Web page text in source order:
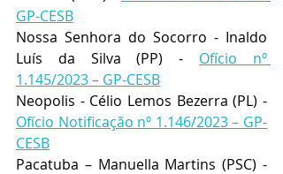
GP-CESB
Nossa Senhora do Socorro - Inaldo
Luís da Silva (PP) - Ofício nº
1.145/2023 – GP-CESB
Ofício Notificação nº 1.146/2023 – GP-
CESB